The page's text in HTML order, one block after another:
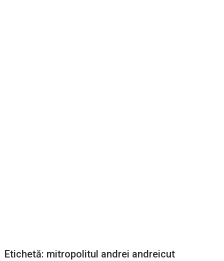
Etichetă: mitropolitul andrei andreicut